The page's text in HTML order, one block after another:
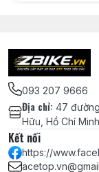
Thống
Phanh
Bánh Xe
093 207 9666
Địa chỉ: 47
Hữu, Hồ Chí
Kết nối
https://